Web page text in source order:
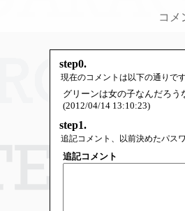
コメ
step0.
現在のコメントは以下の通りで
グリーンは女の子なんだろう
(2012/04/14 13:10:23)
step1.
追記コメント、以前決めたパス
追記コメント